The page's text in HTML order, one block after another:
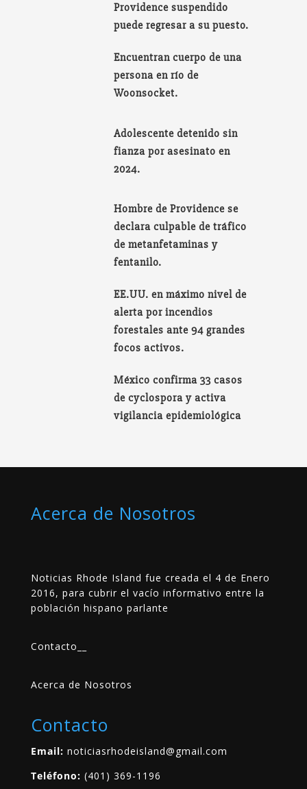
Providence suspendido
puede regresar a su puesto.
Encuentran cuerpo de una
persona en río de
Woonsocket.
Adolescente detenido sin
fianza por asesinato en
2024.
Hombre de Providence se
declara culpable de tráfico
de metanfetaminas y
fentanilo.
EE.UU. en máximo nivel de
alerta por incendios
forestales ante 94 grandes
focos activos.
México confirma 33 casos
de cyclospora y activa
vigilancia epidemiológica
Acerca de Nosotros
Noticias Rhode Island fue creada el 4 de Enero
2016, para cubrir el vacío informativo entre la
población hispano parlante
Contacto
Acerca de Nosotros
Contacto
Email: noticiasrhodeisland@gmail.com
Teléfono: (401) 369-1196